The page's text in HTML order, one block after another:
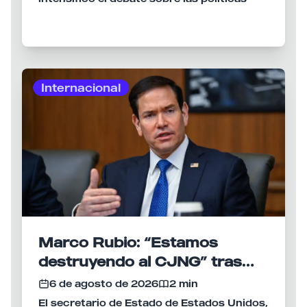
Internacional
Marco Rubio: “Estamos
destruyendo al CJNG” tras
nuevas sanciones de EU
6 de agosto de 2026
2 min
El secretario de Estado de Estados Unidos,